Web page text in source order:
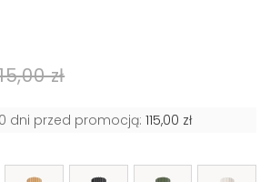
zł
dni przed promocją: 115,00 zł